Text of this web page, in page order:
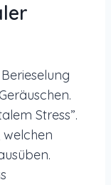
Stress”.